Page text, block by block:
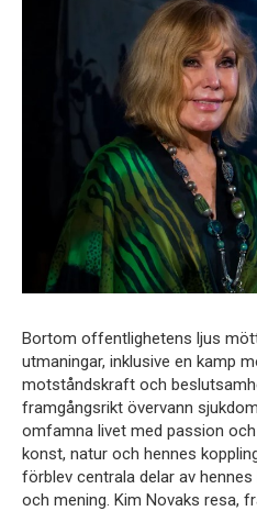
Bortom offentlighetens ljus
utmaningar, inklusive en kamp
motståndskraft och
framgångsrikt övervann
omfamna livet med passion
konst, natur och hennes
förblev centrala delar av
och mening. Kim Novaks resa,